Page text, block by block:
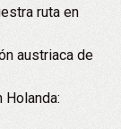
ruta en
austriaca de